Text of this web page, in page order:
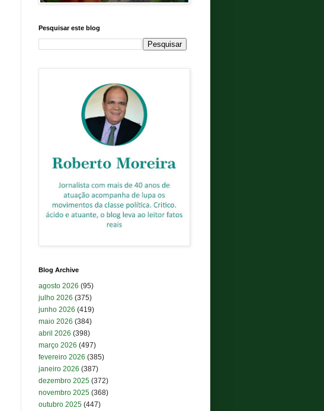
Pesquisar este blog
Blog Archive
agosto 2026 (95)
julho 2026 (375)
junho 2026 (419)
maio 2026 (384)
abril 2026 (398)
março 2026 (497)
fevereiro 2026 (385)
janeiro 2026 (387)
dezembro 2025 (372)
novembro 2025 (368)
outubro 2025 (447)